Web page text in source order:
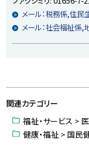
メール：税務係,住民
メール：社会福祉係
ッ
プ
に
戻
関連カテゴリー
福祉・サービス >
健康・福祉 > 国民